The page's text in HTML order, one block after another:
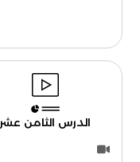
الدرس الثامن عشر